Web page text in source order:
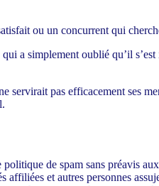
ou un concurrent qui
a simplement oublié qu’il
pas efficacement ses
de spam sans préavis
et autres personnes